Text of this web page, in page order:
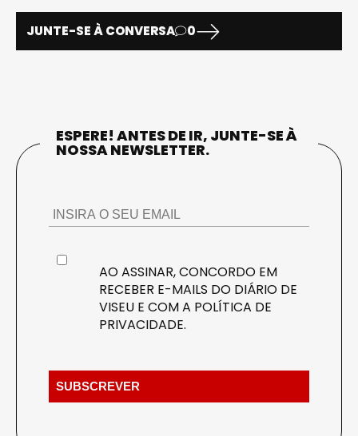
JUNTE-SE À CONVERSA 0
ESPERE! ANTES DE IR, JUNTE-SE À
NOSSA NEWSLETTER.
AO ASSINAR, CONCORDO EM
RECEBER E-MAILS DO DIÁRIO DE
VISEU E COM A POLÍTICA DE
PRIVACIDADE.